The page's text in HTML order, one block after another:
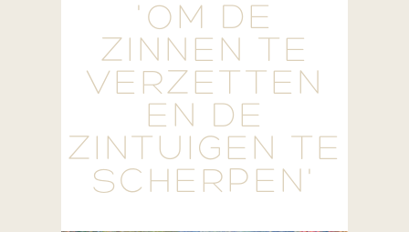
'OM DE
ZINNEN TE
VERZETTEN
EN DE
ZINTUIGEN TE
SCHERPEN'